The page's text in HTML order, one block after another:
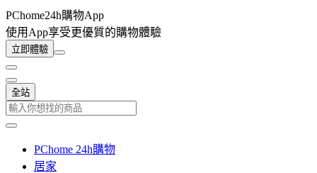
PChome24h購物App
使用App享受更優質的購物體驗
立即體驗
全站
PChome 24h購物
居家